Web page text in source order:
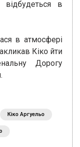
в
в атмосфері
Кіко йти
Дорогу
Кіко Аргуельо